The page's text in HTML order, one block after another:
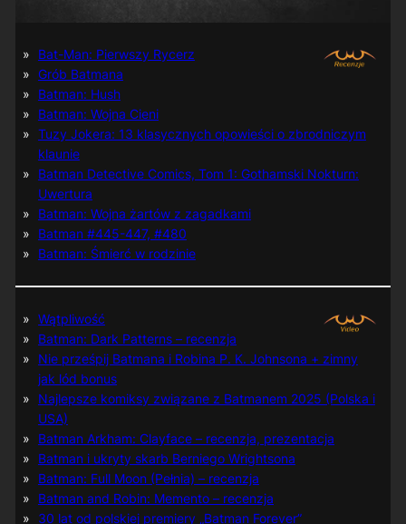
Bat-Man: Pierwszy Rycerz
Grób Batmana
Batman: Hush
Batman: Wojna Cieni
Tuzy Jokera: 13 klasycznych opowieści o zbrodniczym
klaunie
Batman Detective Comics, Tom 1: Gothamski Nokturn:
Uwertura
Batman: Wojna żartów z zagadkami
Batman #445-447, #480
Batman: Śmierć w rodzinie
Wątpliwość
Batman: Dark Patterns – recenzja
Nie prześpij Batmana i Robina P. K. Johnsona + zimny
jak lód bonus
Najlepsze komiksy związane z Batmanem 2025 (Polska i
USA)
Batman Arkham: Clayface – recenzja, prezentacja
Batman i ukryty skarb Berniego Wrightsona
Batman: Full Moon (Pełnia) – recenzja
Batman and Robin: Memento – recenzja
30 lat od polskiej premiery „Batman Forever”